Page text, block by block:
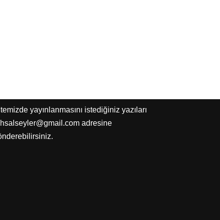
yayınlanmasını istediğiniz yazıları
adresine